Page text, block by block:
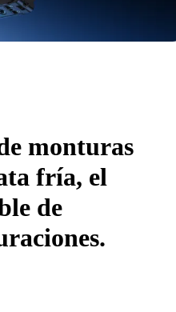
monturas
fría, el
de